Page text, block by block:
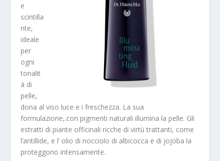
e
scintilla
nte,
ideale
per
ogni
tonalit
à di
pelle,
dona al viso luce e i freschezza. La sua
formulazione,.con pigmenti naturali illumina la pelle. Gli
estratti di piante officinali ricche di virtù trattanti, come
l’antillide, e l’ olio di nocciolo di albicocca e di jojoba la
proteggono intensamente.